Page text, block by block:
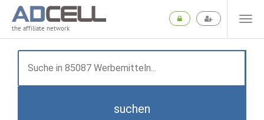
the affiliate network
suchen